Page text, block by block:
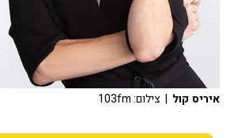
איריס קול | צילום: 103fm